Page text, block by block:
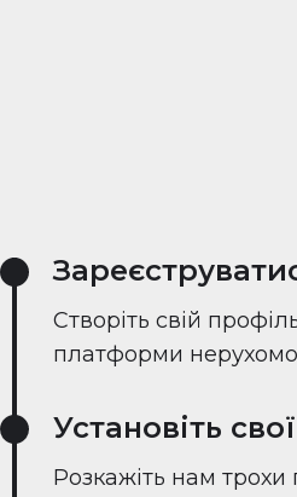
Створіть свій
платформи
Установіть
Розкажіть нам